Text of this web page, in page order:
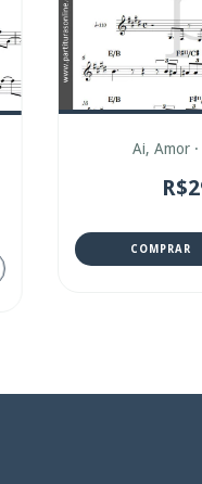
Ai, Amor
COMPRAR